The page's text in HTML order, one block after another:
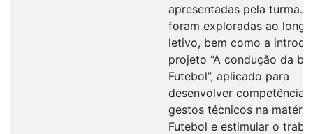
apresentadas pela turma.
foram exploradas ao
letivo, bem como a
projeto “A condução da
Futebol”, aplicado para
desenvolver
gestos técnicos na
Futebol e estimular o